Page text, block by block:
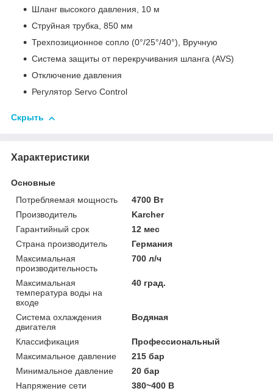
Шланг высокого давления, 10 м
Струйная трубка, 850 мм
Трехпозиционное сопло (0°/25°/40°), Вручную
Система защиты от перекручивания шланга (AVS)
Отключение давления
Регулятор Servo Control
Скрыть
Характеристики
Основные
Потребляемая мощность
4700 Вт
Производитель
Karcher
Гарантийный срок
12 мес
Страна производитель
Германия
Максимальная
производительность
700 л/ч
Максимальная
температура воды на
входе
40 град.
Система охлаждения
двигателя
Водяная
Классификация
Профессиональный
Максимальное давление
215 бар
Минимальное давление
20 бар
Напряжение сети
380~400 В